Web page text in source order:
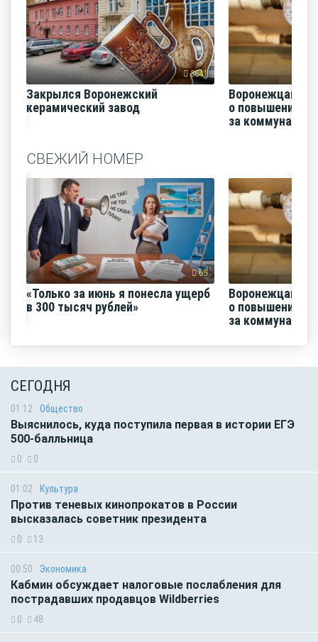
3641
Закрылся Воронежский
керамический завод
Воронежцам
о повышении
за
СВЕЖИЙ НОМЕР
65
«Только за июнь я понесла ущерб
в 300 тысяч рублей»
Воронежцам
о повышении
за
СЕГОДНЯ
01:12 Общество
Выяснилось, куда поступила первая в истории ЕГЭ
500-балльница
0 0
01:02 Культура
Против теневых кинопрокатов в России
высказалась советник президента
0 13
00:50 Экономика
Кабмин обсуждает налоговые послабления для
пострадавших продавцов Wildberries
0 48